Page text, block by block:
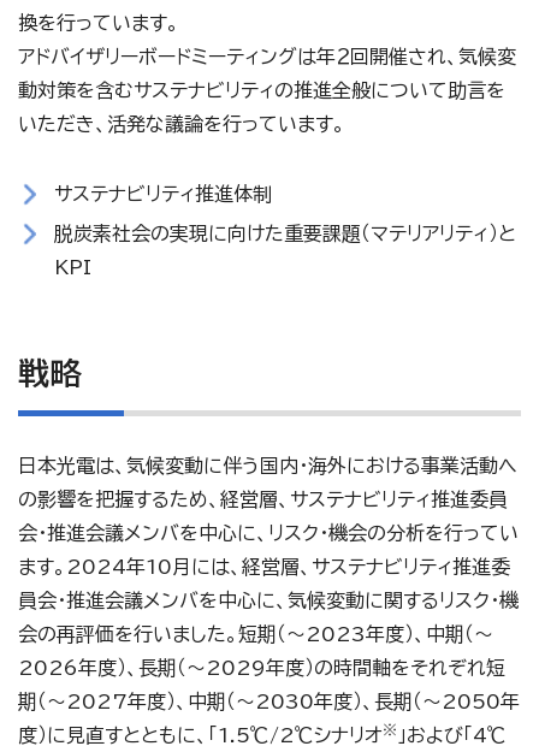
換を行っています。
アドバイザリーボードミーティングは年２回開催され、気候変
動対策を含むサステナビリティの推進全般について助言を
いただき、活発な議論を行っています。
サステナビリティ推進体制
脱炭素社会の実現に向けた重要課題（マテリアリティ）と
KPI
戦略
日本光電は、気候変動に伴う国内・海外における事業活動へ
の影響を把握するため、経営層、サステナビリティ推進委員
会・推進会議メンバを中心に、リスク・機会の分析を行ってい
ます。2024年10月には、経営層、サステナビリティ推進委
員会・推進会議メンバを中心に、気候変動に関するリスク・機
会の再評価を行いました。短期（～2023年度）、中期（～
2026年度）、長期（～2029年度）の時間軸をそれぞれ短
期（～2027年度）、中期（～2030年度）、長期（～2050年
度）に見直すとともに、「1.5℃/2℃シナリオ※ 」および「4℃